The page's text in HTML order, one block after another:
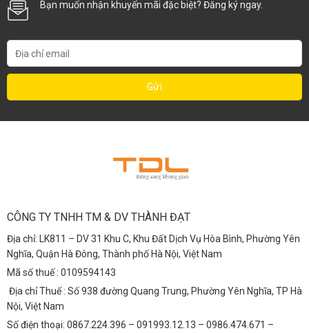
Bạn muốn nhận khuyến mãi đặc biệt? Đăng ký ngay.
CÔNG TY TNHH TM & DV THÀNH ĐẠT
Địa chỉ: LK811 – DV 31 Khu C, Khu Đất Dịch Vụ Hòa Bình, Phường Yên
Nghĩa, Quận Hà Đông, Thành phố Hà Nội, Việt Nam
Mã số thuế : 0109594143
Địa chỉ Thuế : Số 938 đường Quang Trung, Phường Yên Nghĩa, TP Hà
Nội, Việt Nam
Số điện thoại: 0867.224.396 – 091993.12.13 – 0986.474.671 –